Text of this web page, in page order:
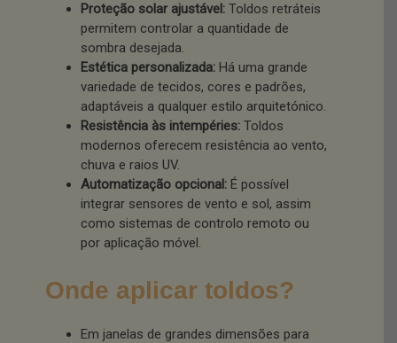
Proteção solar ajustável: Toldos retráteis
permitem controlar a quantidade de
sombra desejada.
Estética personalizada: Há uma grande
variedade de tecidos, cores e padrões,
adaptáveis a qualquer estilo arquitetónico.
Resistência às intempéries: Toldos
modernos oferecem resistência ao vento,
chuva e raios UV.
Automatização opcional: É possível
integrar sensores de vento e sol, assim
como sistemas de controlo remoto ou
por aplicação móvel.
Onde aplicar toldos?
Em janelas de grandes dimensões para